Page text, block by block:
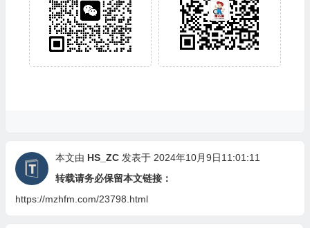
本文由 HS_ZC发表于 2024年10月9日11:01:11
转载请务必保留本文链接：
https://mzhfm.com/23798.html